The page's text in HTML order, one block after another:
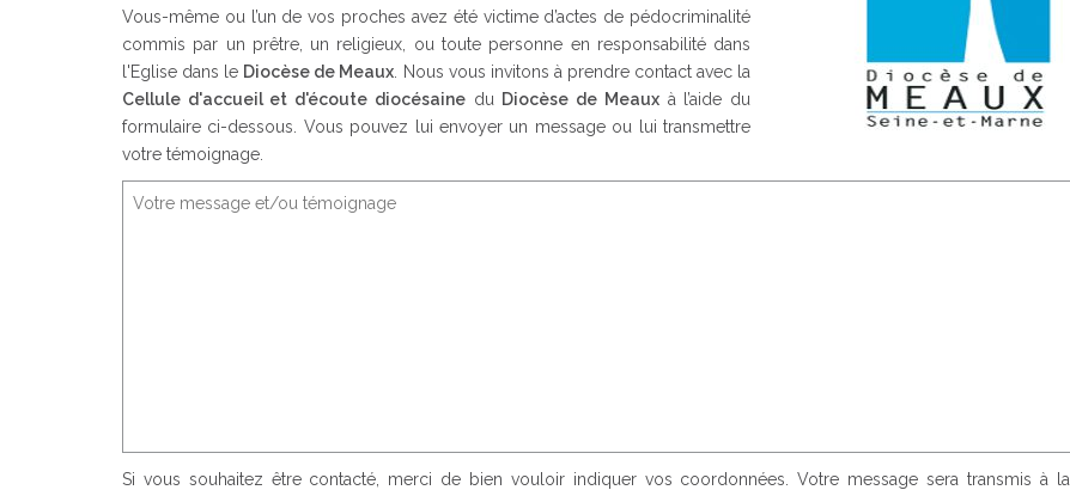
Vous-même ou l’un de vos proches avez été victime d’actes de pédocriminalité
commis par un prêtre, un religieux, ou toute personne en responsabilité dans
l'Eglise dans le Diocèse de Meaux . Nous vous invitons à prendre contact avec la
Cellule d'accueil et d'écoute diocésainedu Diocèse de Meauxà l’aide du
formulaire ci-dessous. Vous pouvez lui envoyer un message ou lui transmettre
votre témoignage.
Si vous souhaitez être contacté, merci de bien vouloir indiquer vos coordonnées. Votre message sera transmis à la